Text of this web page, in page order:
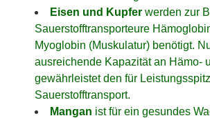
Eisen und Kupfer werden zur
Sauerstofftransporteure
Myoglobin (Muskulatur) benötigt.
ausreichende Kapazität an Hämo-
gewährleistet den für
Sauerstofftransport.
Mangan ist für ein gesundes